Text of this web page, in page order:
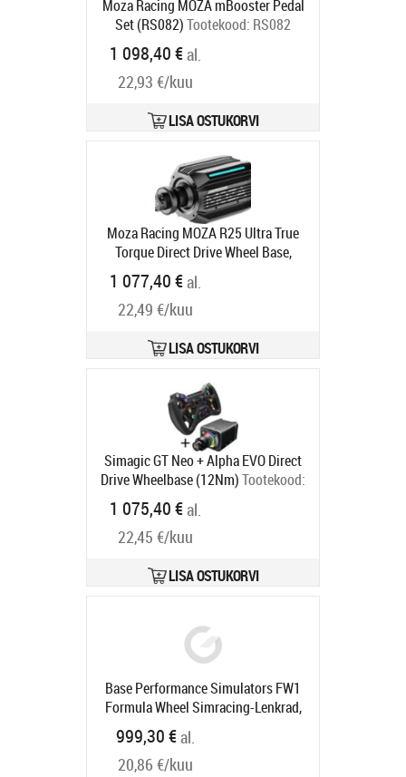
Moza Racing MOZA mBooster Pedal
Set (RS082)Tootekood: RS082
1 098,40 €al.
22,93 €/kuu
LISA OSTUKORVI
Moza Racing MOZA R25 Ultra True
Torque Direct Drive Wheel Base,
25Nm Drehmoment - schwarz
Tootekood:
Tarneaeg 6-9 tp
1 077,40 €al.
22,49 €/kuu
LISA OSTUKORVI
Simagic GT Neo + Alpha EVO Direct
Drive Wheelbase (12Nm)Tootekood:
GABU-564
Tarneaeg 6-9 tp
1 075,40 €al.
22,45 €/kuu
LISA OSTUKORVI
Base Performance Simulators FW1
Formula Wheel Simracing-Lenkrad,
RGB - schwarz/carbon
43472005
Tarneaeg 6-9 tp
999,30 €al.
20,86 €/kuu